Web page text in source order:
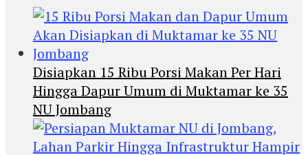
Disiapkan 15 Ribu Porsi Makan Per Hari
Hingga Dapur Umum di Muktamar ke 35
NU Jombang